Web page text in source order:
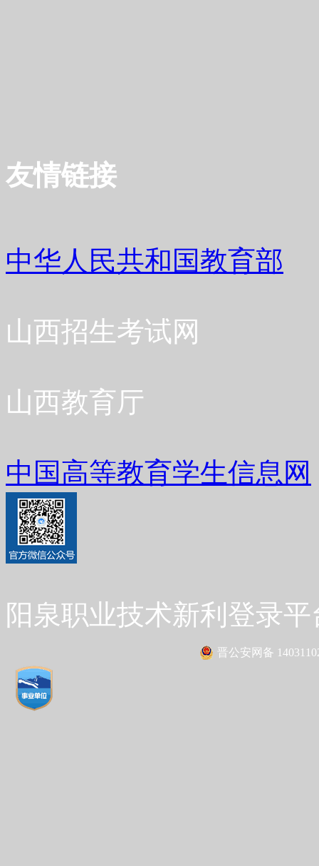
友情链接
中华人民共和国教育部
山西招生考试网
山西教育厅
中国高等教育学生信息网
阳泉职业技术新利登录
晋公安网备